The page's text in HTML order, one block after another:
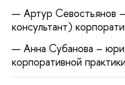
Артур Севостьянов
консультант)
Анна Субанова –
корпоративной